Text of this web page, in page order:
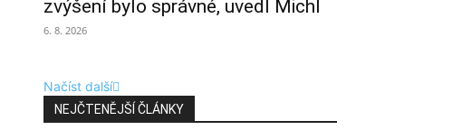
zvýšení bylo správné, uvedl Michl
6. 8. 2026
Načíst další
NEJČTENĚJŠÍ ČLÁNKY